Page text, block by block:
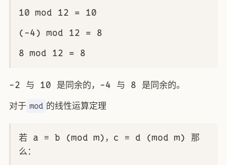
10 mod 12 = 10
(-4) mod 12 = 8
8 mod 12 = 8
-2 与 10 是同余的，-4 与 8 是同余的。
对于 mod 的线性运算定理
若 a ≡ b (mod m)，c ≡ d (mod m) 那
么：